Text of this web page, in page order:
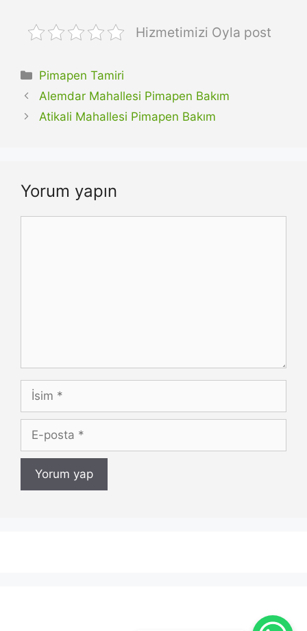
Hizmetimizi Oyla post
Kategoriler
Pimapen Tamiri
Alemdar Mahallesi Pimapen Bakım
Atikali Mahallesi Pimapen Bakım
Yorum yapın
İsim
posta